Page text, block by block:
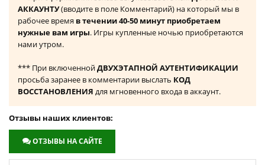
АККАУНТУ(вводите в поле Комментарий) на который мы в
рабочее время в течении 40-50 минут приобретаем
нужные вам игры. Игры купленные ночью приобретаются
нами утром.
*** При включеннойДВУХЭТАПНОЙ АУТЕНТИФИКАЦИИ
просьба заранее в комментарии выслать КОД
ВОССТАНОВЛЕНИЯ для мгновенного входа в аккаунт.
Отзывы наших клиентов:
ОТЗЫВЫ НА САЙТЕ